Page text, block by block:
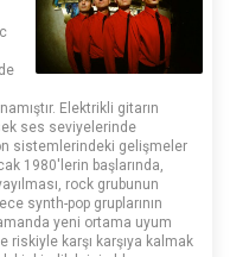
Elektrikli gitarın
ses seviyelerinde
sistemlerindeki gelişmeler
1980'lerin başlarında,
rock grubunun
synth-pop gruplarının
yeni ortama uyum
karşı karşıya kalmak